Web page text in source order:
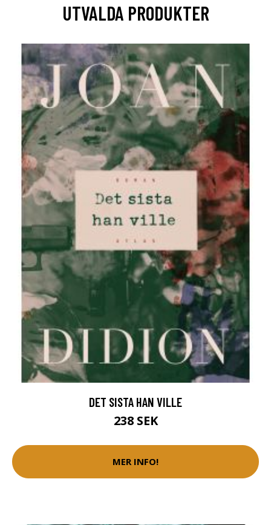
UTVALDA PRODUKTER
DET SISTA HAN VILLE
238 SEK
MER INFO!